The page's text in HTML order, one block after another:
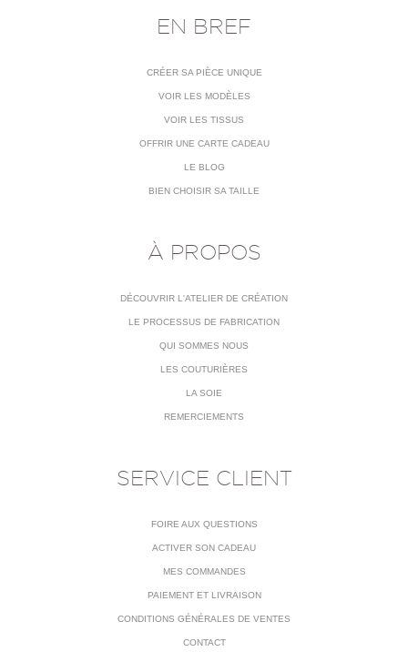
EN BREF
CRÉER SA PIÈCE UNIQUE
VOIR LES MODÈLES
VOIR LES TISSUS
OFFRIR UNE CARTE CADEAU
LE BLOG
BIEN CHOISIR SA TAILLE
À PROPOS
DÉCOUVRIR L'ATELIER DE CRÉATION
LE PROCESSUS DE FABRICATION
QUI SOMMES NOUS
LES COUTURIÈRES
LA SOIE
REMERCIEMENTS
SERVICE CLIENT
FOIRE AUX QUESTIONS
ACTIVER SON CADEAU
MES COMMANDES
PAIEMENT ET LIVRAISON
CONDITIONS GÉNÉRALES DE VENTES
CONTACT